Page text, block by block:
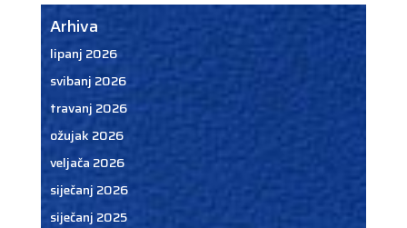
Arhiva
lipanj 2026
svibanj 2026
travanj 2026
ožujak 2026
veljača 2026
siječanj 2026
siječanj 2025